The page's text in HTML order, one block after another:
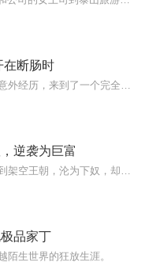
在断肠时
逆袭为巨富
品家丁
陌生世界的狂放生涯。